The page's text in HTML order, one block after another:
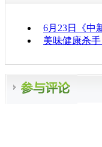
6月23日《中
美味健康杀